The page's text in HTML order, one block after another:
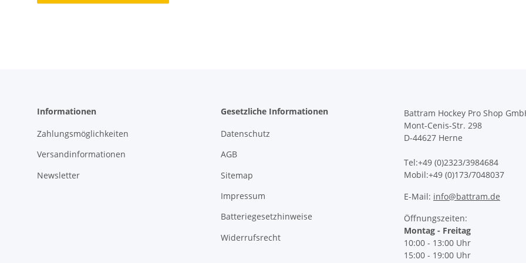
Informationen
Zahlungsmöglichkeiten
Versandinformationen
Newsletter
Gesetzliche Informationen
Datenschutz
AGB
Sitemap
Impressum
Batteriegesetzhinweise
Widerrufsrecht
Battram Hockey Pro Shop
Mont-Cenis-Str. 298
D-44627 Herne
Tel:+49 (0)2323/3984684
Mobil:+49 (0)173/7048037
E-Mail: info@battram.de
Öffnungszeiten:
Montag - Freitag
10:00 - 13:00 Uhr
15:00 - 19:00 Uhr